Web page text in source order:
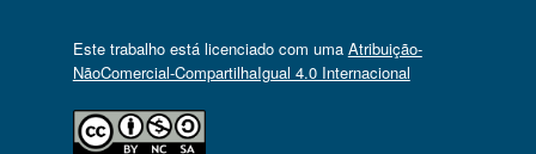
Este trabalho está licenciado com uma Atribuição-
NãoComercial-CompartilhaIgual 4.0 Internacional